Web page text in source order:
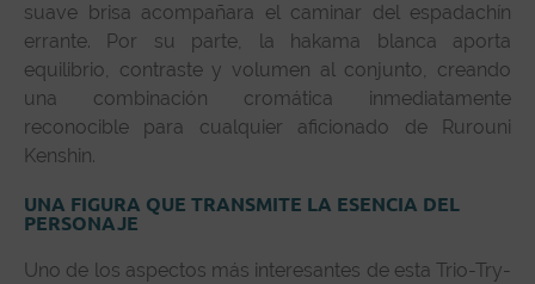
suave brisa acompañara el caminar del espadachín
errante. Por su parte, la hakama blanca aporta
equilibrio, contraste y volumen al conjunto, creando
una combinación cromática inmediatamente
reconocible para cualquier aficionado de Rurouni
Kenshin.
UNA FIGURA QUE TRANSMITE LA ESENCIA DEL
PERSONAJE
Uno de los aspectos más interesantes de esta Trio-Try-